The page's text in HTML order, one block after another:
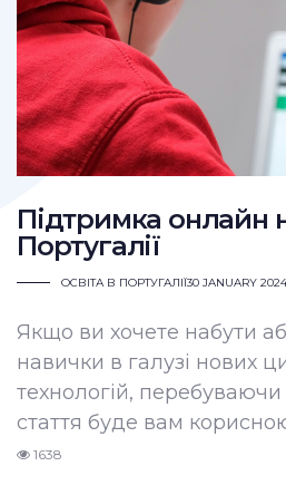
Підтримка онлайн
Португалії
ОСВІТА В ПОРТУГАЛІЇ30 JANUARY 2024
Якщо ви хочете набути
навички в галузі нових
технологій, перебуваючи
стаття буде вам
1638